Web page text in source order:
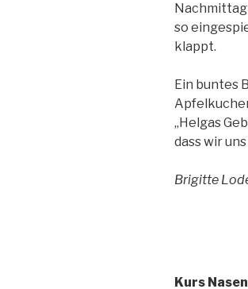
so
klappt.
Ein buntes
„Helgas
dass wir
Brigitte
Kurs